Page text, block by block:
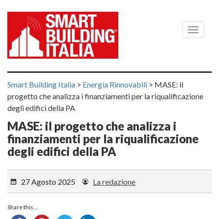
Menù
Smart Building Italia > Energia Rinnovabili > MASE: il
progetto che analizza i finanziamenti per la riqualificazione
degli edifici della PA
MASE: il progetto che analizza i
finanziamenti per la riqualificazione
degli edifici della PA
27 Agosto 2025 La redazione
Share this...